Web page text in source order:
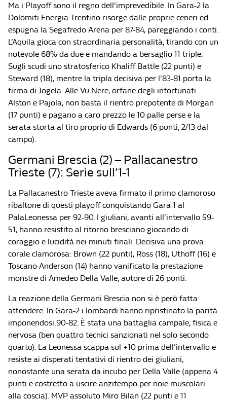
Ma i Playoff sono il regno dell’imprevedibile. In Gara-2 la
Dolomiti Energia Trentino risorge dalle proprie ceneri ed
espugna la Segafredo Arena per 87-84, pareggiando i conti.
L’Aquila gioca con straordinaria personalità, tirando con un
notevole 68% da due e mandando a bersaglio 11 triple.
Sugli scudi uno stratosferico Khaliff Battle (22 punti) e
Steward (18), mentre la tripla decisiva per l’83-81 porta la
firma di Jogela. Alle Vu Nere, orfane degli infortunati
Alston e Pajola, non basta il rientro prepotente di Morgan
(17 punti) e pagano a caro prezzo le 10 palle perse e la
serata storta al tiro proprio di Edwards (6 punti, 2/13 dal
campo).
Germani Brescia (2) – Pallacanestro
Trieste (7): Serie sull’1-1
La Pallacanestro Trieste aveva firmato il primo clamoroso
ribaltone di questi playoff conquistando Gara-1 al
PalaLeonessa per 92-90. I giuliani, avanti all’intervallo 59-
51, hanno resistito al ritorno bresciano giocando di
coraggio e lucidità nei minuti finali. Decisiva una prova
corale clamorosa: Brown (22 punti), Ross (18), Uthoff (16) e
Toscano-Anderson (14) hanno vanificato la prestazione
monstre di Amedeo Della Valle, autore di 26 punti.
La reazione della Germani Brescia non si è però fatta
attendere. In Gara-2 i lombardi hanno ripristinato la parità
imponendosi 90-82. È stata una battaglia campale, fisica e
nervosa (ben quattro tecnici sanzionati nel solo secondo
quarto). La Leonessa scappa sul +10 prima dell’intervallo e
resiste ai disperati tentativi di rientro dei giuliani,
nonostante una serata da incubo per Della Valle (appena 4
punti e costretto a uscire anzitempo per noie muscolari
alla coscia). MVP assoluto Miro Bilan (22 punti e 11